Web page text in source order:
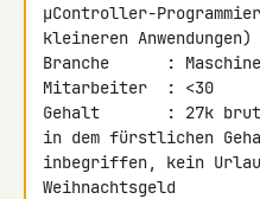
µController-
kleineren Anwendungen)
Branche      :
Mitarbeiter  : <30
Gehalt       : 27k
in dem fürstlichen
inbegriffen, kein
Weihnachtsgeld